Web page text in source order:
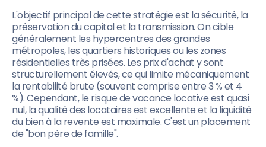
L'objectif principal de cette stratégie est la sécurité, la
préservation du capital et la transmission. On cible
généralement les hypercentres des grandes
métropoles, les quartiers historiques ou les zones
résidentielles très prisées. Les prix d'achat y sont
structurellement élevés, ce qui limite mécaniquement
la rentabilité brute (souvent comprise entre 3 % et 4
%). Cependant, le risque de vacance locative est quasi
nul, la qualité des locataires est excellente et la liquidité
du bien à la revente est maximale. C'est un placement
de "bon père de famille".